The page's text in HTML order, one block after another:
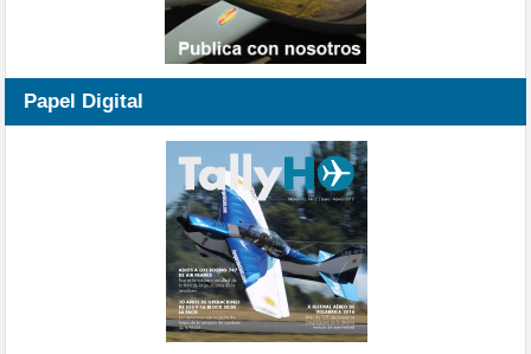
Papel Digital